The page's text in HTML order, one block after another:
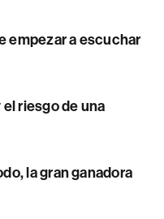
empezar a escuchar
riesgo de una
la gran ganadora